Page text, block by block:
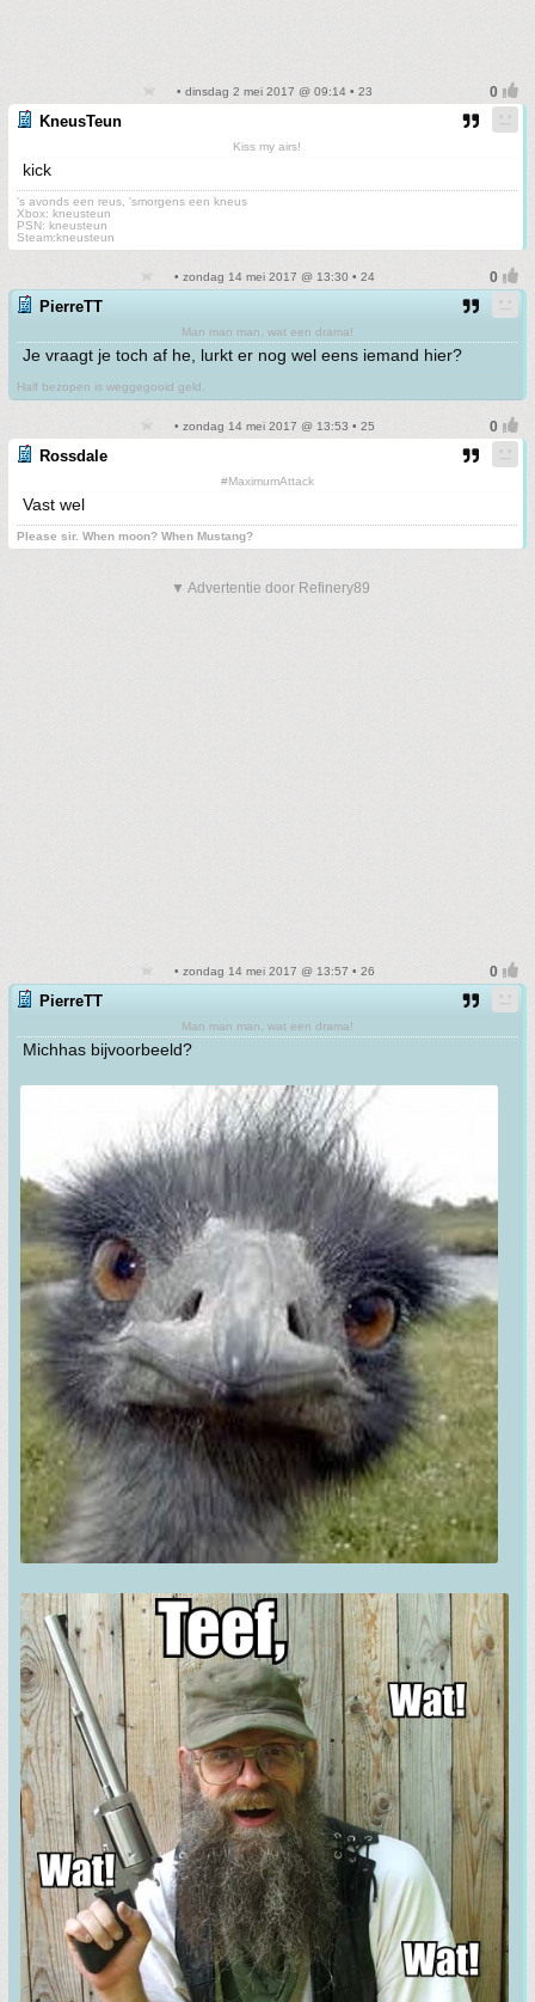
• dinsdag 2 mei 2017 @ 09:14 • 23
KneusTeun
Kiss my airs!
kick
's avonds een reus, 'smorgens een kneus
Xbox: kneusteun
PSN: kneusteun
Steam:kneusteun
• zondag 14 mei 2017 @ 13:30 • 24
PierreTT
Man man man, wat een drama!
Je vraagt je toch af he, lurkt er nog wel eens iemand hier?
Half bezopen is weggegooid geld.
• zondag 14 mei 2017 @ 13:53 • 25
Rossdale
#MaximumAttack
Vast wel
Please sir. When moon? When Mustang?
▼ Advertentie door Refinery89
• zondag 14 mei 2017 @ 13:57 • 26
PierreTT
Man man man, wat een drama!
Michhas bijvoorbeeld?